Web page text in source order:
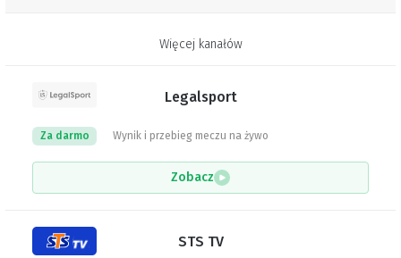
Więcej kanałów
Legalsport
Wynik i przebieg meczu na żywo
Za darmo
Zobacz
STS TV